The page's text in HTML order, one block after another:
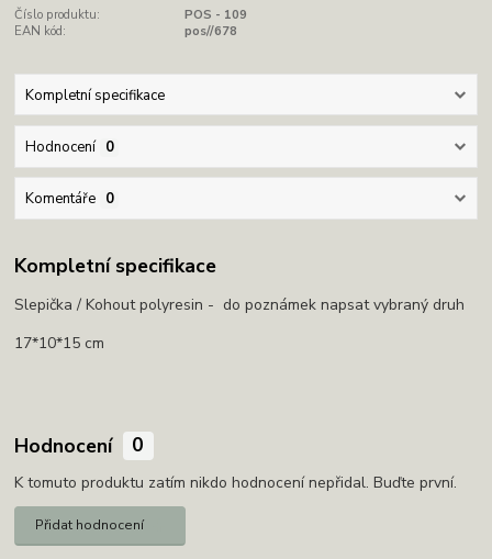
Číslo produktu:
POS - 109
EAN kód:
pos//678
Kompletní specifikace
Hodnocení 0
Komentáře 0
Kompletní specifikace
Slepička / Kohout polyresin - do poznámek napsat vybraný druh
17*10*15 cm
Hodnocení 0
K tomuto produktu zatím nikdo hodnocení nepřidal. Buďte první.
Přidat hodnocení